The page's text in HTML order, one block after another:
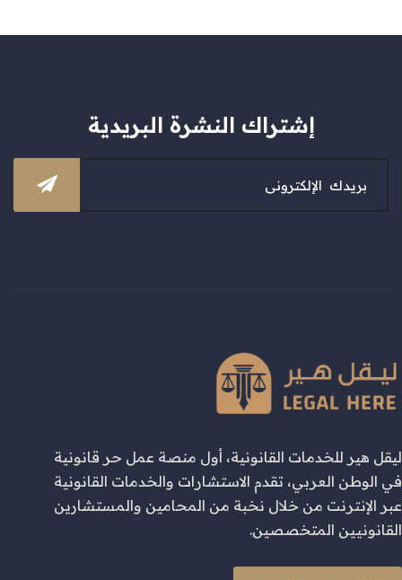
إشتراك النشرة البريدية
ليقل هير للخدمات القانونية، أول منصة عمل حر قانونية
في الوطن العربي، تقدم الاستشارات والخدمات القانونية
عبر الإنترنت من خلال نخبة من المحامين والمستشارين
القانونيين المتخصصين.